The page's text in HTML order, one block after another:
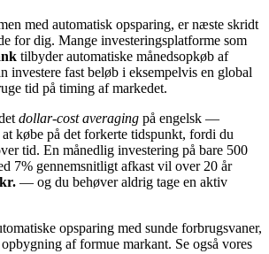
med automatisk opsparing, er næste skridt
for dig. Mange investeringsplatforme som
tilbyder automatiske månedsopkøb af
investere fast beløb i eksempelvis en global
tid på timing af markedet.
dollar-cost averaging på engelsk —
købe på det forkerte tidspunkt, fordi du
tid. En månedlig investering på bare 500
7% gennemsnitligt afkast vil over 20 år
— og du behøver aldrig tage en aktiv
opsparing med sunde forbrugsvaner,
af formue markant. Se også vores